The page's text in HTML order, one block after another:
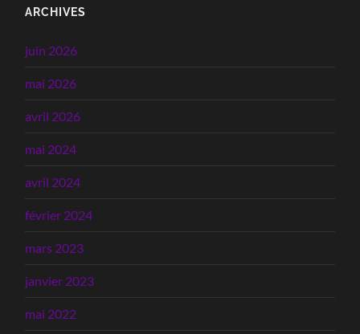
ARCHIVES
juin 2026
mai 2026
avril 2026
mai 2024
avril 2024
février 2024
mars 2023
janvier 2023
mai 2022